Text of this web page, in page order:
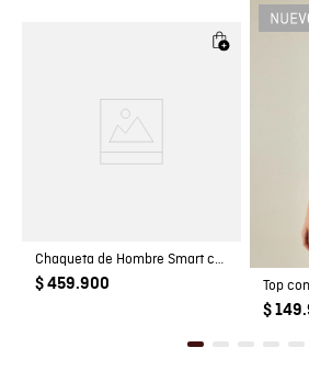
Chaqueta de Hombre Smart con Capucha Escondida Bolsillos Magnéticos en Poliéster
$ 459.900 Top
$